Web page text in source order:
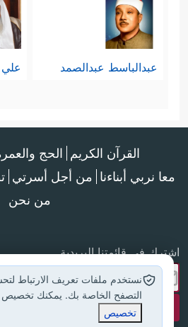
عبدالباسط عبدالصمد علي
القرآن الكريم الحج
معا نربي أبناءنا من أجل أسرتي
من نحن
اشترك في قائمتنا البريدية
نستخدم ملفات تعريف الارتباط
التصفح الخاصة بك. يمكنك تخصيص
تخصيص